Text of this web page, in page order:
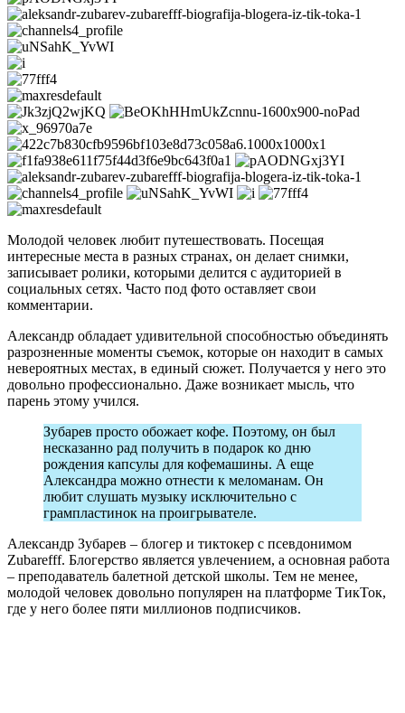
Молодой человек любит путешествовать. Посещая
интересные места в разных странах, он делает снимки,
записывает ролики, которыми делится с аудиторией в
социальных сетях. Часто под фото оставляет свои
комментарии.
Александр обладает удивительной способностью объединять
разрозненные моменты съемок, которые он находит в самых
невероятных местах, в единый сюжет. Получается у него это
довольно профессионально. Даже возникает мысль, что
парень этому учился.
Зубарев просто обожает кофе. Поэтому, он был
несказанно рад получить в подарок ко дню
рождения капсулы для кофемашины. А еще
Александра можно отнести к меломанам. Он
любит слушать музыку исключительно с
грампластинок на проигрывателе.
Александр Зубарев ‒ блогер и тиктокер с псевдонимом
Zubarefff. Блогерство является увлечением, а основная работа
‒ преподаватель балетной детской школы. Тем не менее,
молодой человек довольно популярен на платформе ТикТок,
где у него более пяти миллионов подписчиков.